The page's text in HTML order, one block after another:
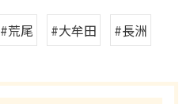
#荒尾 #大牟田 #長洲